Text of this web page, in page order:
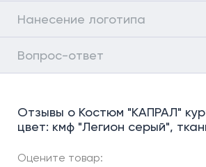
Нанесение логотипа
Вопрос-ответ
Отзывы о Костюм "КАПРАЛ"
цвет: кмф "Легион серый",
Оцените товар: